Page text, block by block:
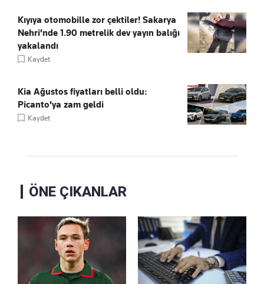
Kıyıya otomobille zor çektiler! Sakarya
Nehri'nde 1.90 metrelik dev yayın balığı
yakalandı
Kaydet
Kia Ağustos fiyatları belli oldu:
Picanto'ya zam geldi
Kaydet
ÖNE ÇIKANLAR